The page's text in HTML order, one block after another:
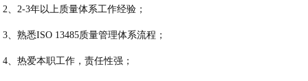
2、2-3年以上质量体系工作经验；
3、熟悉ISO 13485质量管理体系流程；
4、热爱本职工作，责任性强；